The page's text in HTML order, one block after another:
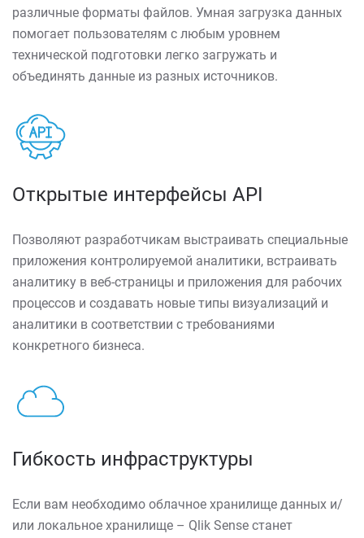
различные форматы файлов. Умная загрузка данных
помогает пользователям с любым уровнем
технической подготовки легко загружать и
объединять данные из разных источников.
Открытые интерфейсы API
Позволяют разработчикам выстраивать специальные
приложения контролируемой аналитики, встраивать
аналитику в веб-страницы и приложения для рабочих
процессов и создавать новые типы визуализаций и
аналитики в соответствии с требованиями
конкретного бизнеса.
Гибкость инфраструктуры
Если вам необходимо облачное хранилище данных и/
или локальное хранилище – Qlik Sense станет